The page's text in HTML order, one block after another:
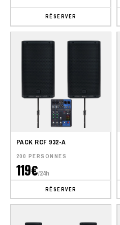
RÉSERVER
PACK RCF 932-A
200 PERSONNES
119€/24h
RÉSERVER